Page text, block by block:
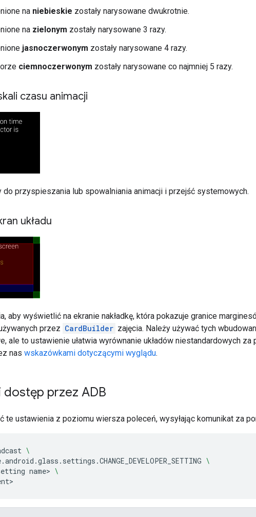
na niebieskie zostały narysowane dwukrotnie.
na zielonym zostały narysowane 3 razy.
jasnoczerwonym zostały narysowane 4 razy.
ciemnoczerwonym zostały narysowane co najmniej 5 razy.
czasu animacji
do przyspieszania lub spowalniania animacji i przejść systemowych.
układu
aby wyświetlić na ekranie nakładkę, która pokazuje granice
przez CardBuilder zajęcia. Należy używać tych
ale to ustawienie ułatwia wyrównanie układów niestandardowych za
nas wskazówkami dotyczącymi wyglądu.
dostęp przez ADB
te ustawienia z poziomu wiersza poleceń, wysyłając komunikat za
\
\
name> \